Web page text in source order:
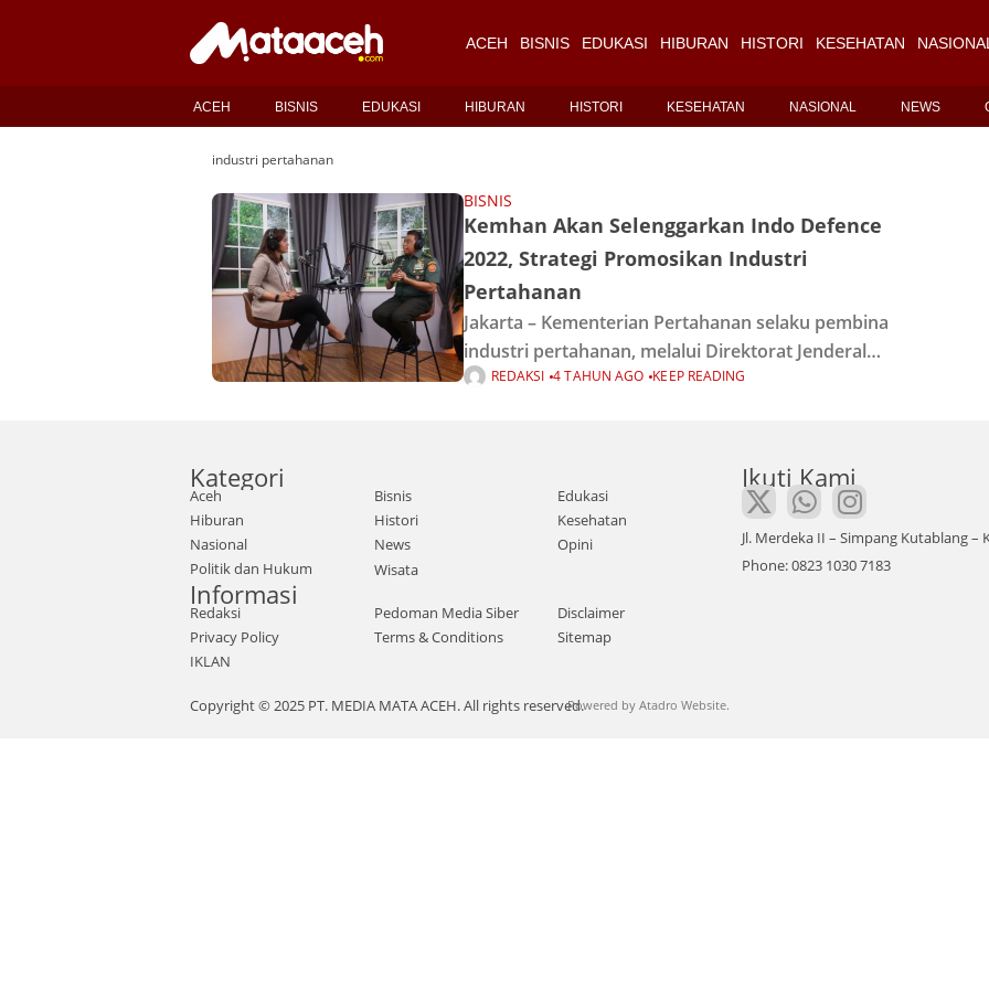
ACEH BISNIS EDUKASI HIBURAN HISTORI KESEHATAN NASIONAL
ACEH BISNIS EDUKASI HIBURAN HISTORI KESEHATAN NASIONAL NEWS
industri pertahanan
BISNIS
Kemhan Akan Selenggarkan Indo Defence
2022, Strategi Promosikan Industri
Pertahanan
Jakarta – Kementerian Pertahanan selaku pembina
industri pertahanan, melalui Direktorat Jenderal
Potensi Pertahanan (Ditjen Pothan) Kemhan akan
REDAKSI 4 TAHUN AGO KEEP READING
Kategori
Aceh Bisnis
Edukasi
Hiburan
Histori
Kesehatan
Nasional
News
Opini
Politik dan Hukum
Wisata
Informasi
Redaksi Pedoman Media Siber
Disclaimer
Privacy Policy
Terms & Conditions
Sitemap
IKLAN
Ikuti Kami
Jl. Merdeka II – Simpang Kutablang –
Phone: 0823 1030 7183
Copyright © 2025 PT. MEDIA MATA ACEH. All rights reserved.Powered by Atadro Website.